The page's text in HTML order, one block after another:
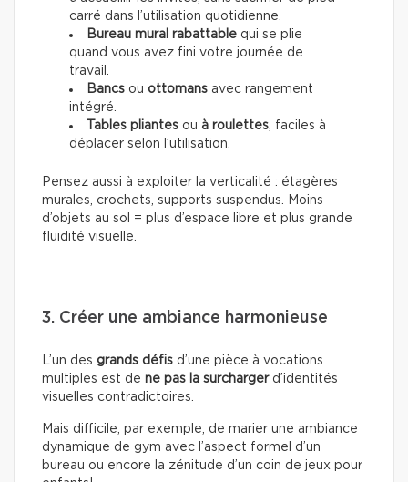
carré dans l’utilisation quotidienne.
Bureau mural rabattable qui se plie
quand vous avez fini votre journée de
travail.
Bancs ou ottomans avec rangement
intégré.
Tables pliantes ou à roulettes, faciles à
déplacer selon l’utilisation.
Pensez aussi à exploiter la verticalité : étagères
murales, crochets, supports suspendus. Moins
d’objets au sol = plus d’espace libre et plus grande
fluidité visuelle.
3. Créer une ambiance harmonieuse
L’un des grands défis d’une pièce à vocations
multiples est de ne pas la surchargerd’identités
visuelles contradictoires.
Mais difficile, par exemple, de marier une ambiance
dynamique de gym avec l’aspect formel d’un
bureau ou encore la zénitude d’un coin de jeux pour